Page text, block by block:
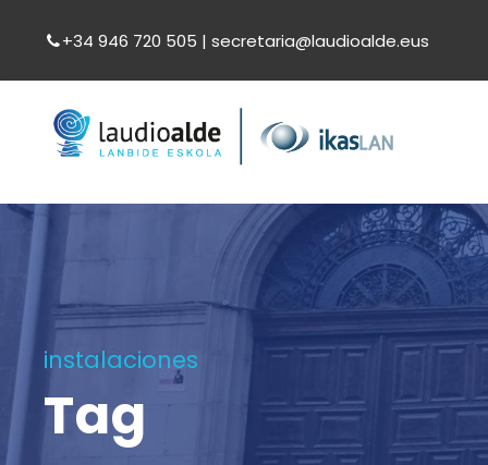
+34 946 720 505 | secretaria@laudioalde.eus
instalaciones
Tag